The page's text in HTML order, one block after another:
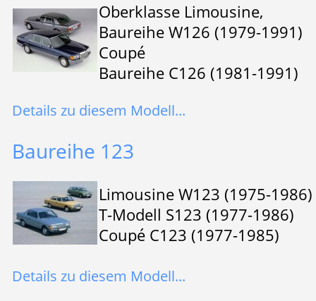
Oberklasse Limousine,
Baureihe W126 (1979-1991)
Coupé
Baureihe C126 (1981-1991)
Details zu diesem Modell...
Baureihe 123
Limousine W123 (1975-1986)
T-Modell S123 (1977-1986)
Coupé C123 (1977-1985)
Details zu diesem Modell...